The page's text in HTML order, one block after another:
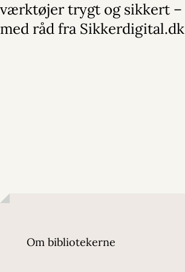
værktøjer trygt og sikkert –
med råd fra Sikkerdigital.dk
Om bibliotekerne